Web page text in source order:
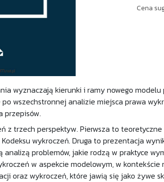
Cena
wyznaczają kierunki i ramy nowego
wszechstronnej analizie miejsca prawa
przepisów.
z trzech perspektyw. Pierwsza to
wykroczeń. Druga to prezentacja
problemów, jakie rodzą w praktyce
w aspekcie modelowym, w kontekście
oraz wykroczeń, które jawią się jako żywe